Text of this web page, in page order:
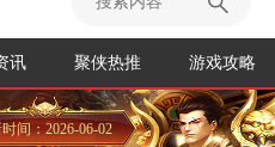
讯 聚侠热推 游戏攻略
间：2026-06-02